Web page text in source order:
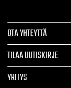
OTA YHTEYTTÄ
TILAA UUTISKIRJE
YRITYS